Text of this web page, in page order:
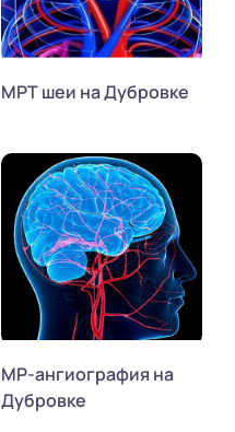
МРТ шеи на Дубровке
МР-ангиография на
Дубровке